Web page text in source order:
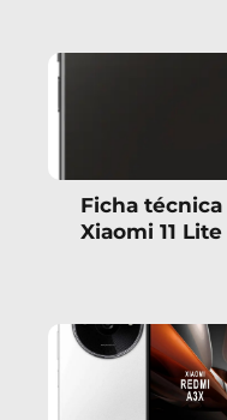
Ficha técnica
Xiaomi 11 Lite